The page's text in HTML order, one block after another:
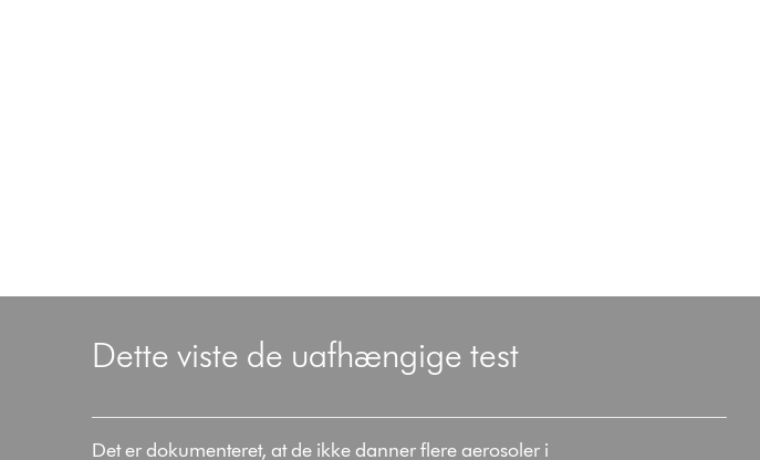
Dette viste de uafhængige test
Det er dokumenteret, at de ikke danner flere aerosoler i